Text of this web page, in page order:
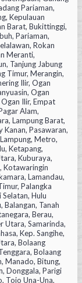
Pariaman,
Kepulauan
Barat, Bukittinggi,
Pariaman,
Rokan
Meranti,
Tanjung Jabung
Timur, Merangin,
Ilir, Ogan
Ogan
Ilir, Empat
Alam,
Lampung Barat,
Kanan, Pasawaran,
Metro,
Ketapang,
Kuburaya,
Kotawaringin
Lamandau,
Palangka
Selatan, Hulu
Balangan, Tanah
Berau,
Utara, Samarinda,
Kep. Sangihe,
Bolaang
Bolaang
Manado, Bitung,
Donggala, Parigi
Tojo Una-Una,